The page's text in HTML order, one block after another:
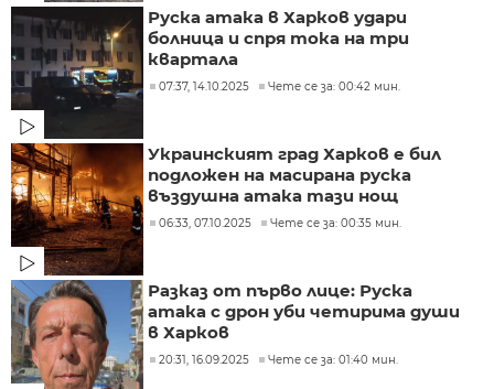
Руска атака в Харков удари
болница и спря тока на три
квартала
07:37, 14.10.2025 Чете се за: 00:42 мин.
Украинският град Харков е бил
подложен на масирана руска
въздушна атака тази нощ
06:33, 07.10.2025 Чете се за: 00:35 мин.
Разказ от първо лице: Руска
атака с дрон уби четирима души
в Харков
20:31, 16.09.2025 Чете се за: 01:40 мин.